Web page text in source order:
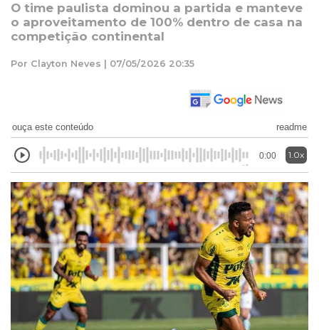
O time paulista dominou a partida e manteve
o aproveitamento de 100% dentro de casa na
competição continental
Por Clayton Neves | 07/05/2026 20:35
ouça este conteúdo readme
0:00 1.0x